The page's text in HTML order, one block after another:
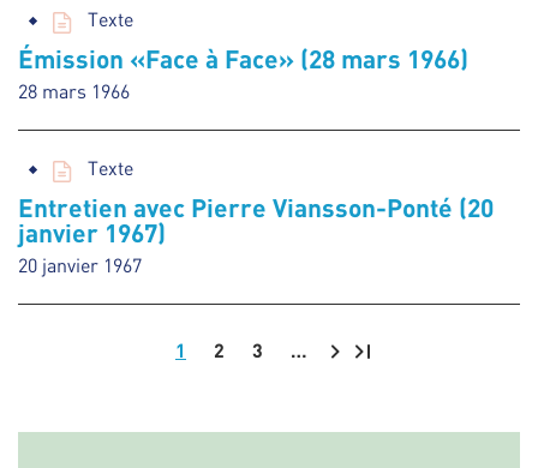
Texte
Émission «Face à Face» (28 mars 1966)
28 mars 1966
Texte
Entretien avec Pierre Viansson-Ponté (20
janvier 1967)
20 janvier 1967
1 2 3 …